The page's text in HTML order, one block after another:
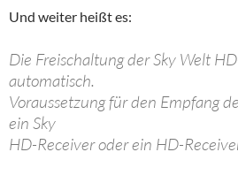
Und weiter heißt es:
Die Freischaltung der Sky Welt
automatisch.
Voraussetzung für den Empfang
ein Sky
HD-Receiver oder ein HD-